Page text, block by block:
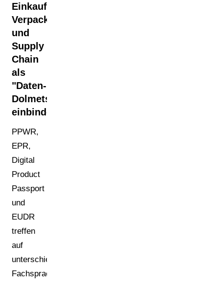
Einkauf,
Verpackungstechnik
und
Supply
Chain
als
"Daten-
Dolmetscher"
einbinden
PPWR,
EPR,
Digital
Product
Passport
und
EUDR
treffen
auf
unterschiedliche
Fachsprachen: